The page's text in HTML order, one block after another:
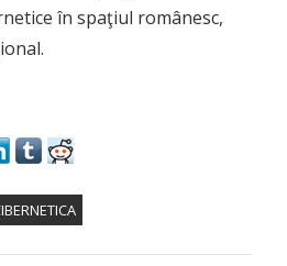
în spaţiul românesc,